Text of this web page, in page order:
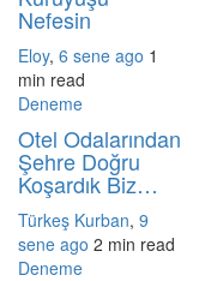
Nefesin
Eloy, 6 sene ago 1
min read
Deneme
Otel Odalarından
Şehre Doğru
Koşardık Biz…
Türkeş Kurban, 9
sene ago 2 min read
Deneme